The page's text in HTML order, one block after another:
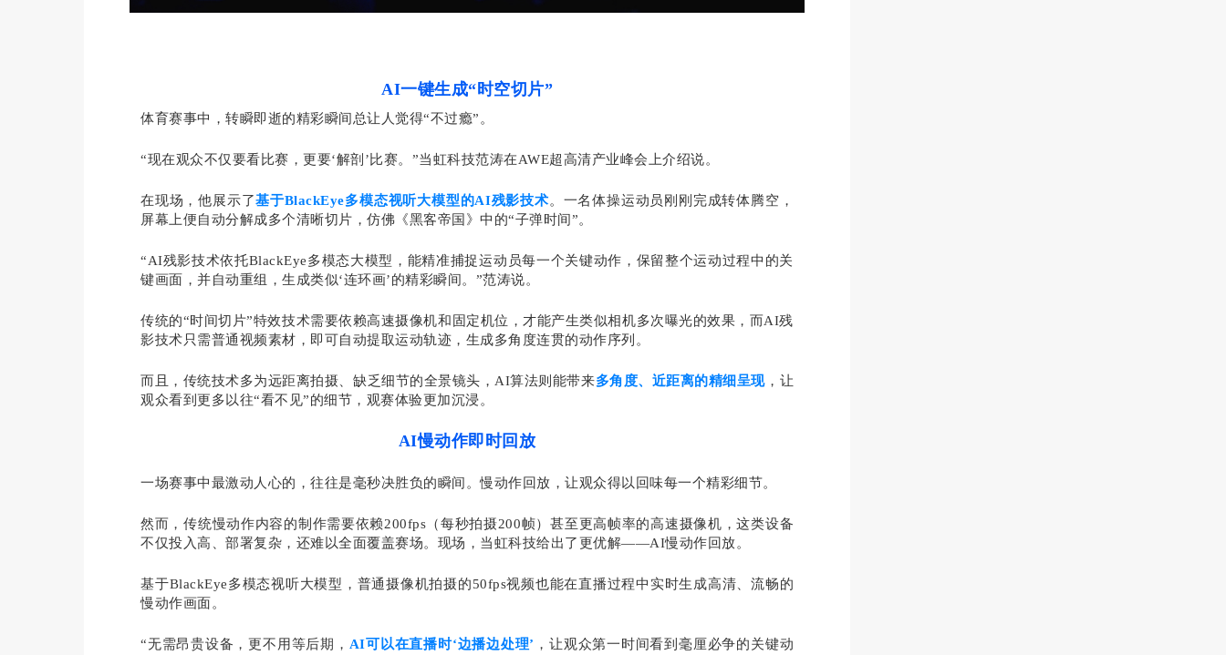
AI一键生成“时空切片”
体育赛事中，转瞬即逝的精彩瞬间总让人觉得“不过瘾”。
“现在观众不仅要看比赛，更要‘解剖’比赛。”当虹科技范涛在AWE超高清产业峰会上介绍说。
在现场，他展示了基于BlackEye多模态视听大模型的AI残影技术。一名体操运动员刚刚完成转体腾空，
屏幕上便自动分解成多个清晰切片，仿佛《黑客帝国》中的“子弹时间”。
“AI残影技术依托BlackEye多模态大模型，能精准捕捉运动员每一个关键动作，保留整个运动过程中的关
键画面，并自动重组，生成类似‘连环画’的精彩瞬间。”范涛说。
传统的“时间切片”特效技术需要依赖高速摄像机和固定机位，才能产生类似相机多次曝光的效果，而AI残
影技术只需普通视频素材，即可自动提取运动轨迹，生成多角度连贯的动作序列。
而且，传统技术多为远距离拍摄、缺乏细节的全景镜头，AI算法则能带来多角度、近距离的精细呈现，让
观众看到更多以往“看不见”的细节，观赛体验更加沉浸。
AI慢动作即时回放
一场赛事中最激动人心的，往往是毫秒决胜负的瞬间。慢动作回放，让观众得以回味每一个精彩细节。
然而，传统慢动作内容的制作需要依赖200fps（每秒拍摄200帧）甚至更高帧率的高速摄像机，这类设备
不仅投入高、部署复杂，还难以全面覆盖赛场。现场，当虹科技给出了更优解——AI慢动作回放。
基于BlackEye多模态视听大模型，普通摄像机拍摄的50fps视频也能在直播过程中实时生成高清、流畅的
慢动作画面。
“无需昂贵设备，更不用等后期， AI可以在直播时‘边播边处理’ ，让观众第一时间看到毫厘必争的关键动